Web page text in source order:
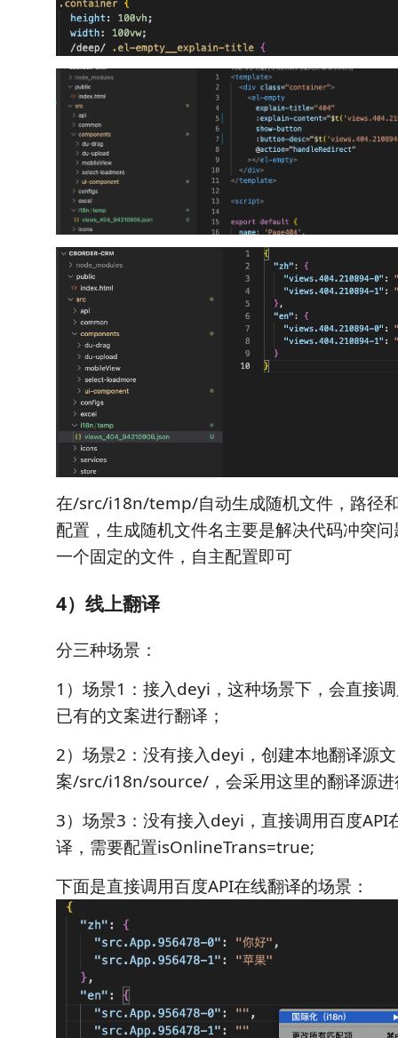
在/src/i18n/temp/自动生成随机文件，路径
配置，生成随机文件名主要是解决代码冲突
一个固定的文件，自主配置即可
4）线上翻译
分三种场景：
1）场景1：接入deyi，这种场景下，会直接
已有的文案进行翻译；
2）场景2：没有接入deyi，创建本地翻译源文
案/src/i18n/source/，会采用这里的翻译源进
3）场景3：没有接入deyi，直接调用百度API
译，需要配置isOnlineTrans=true;
下面是直接调用百度API在线翻译的场景：